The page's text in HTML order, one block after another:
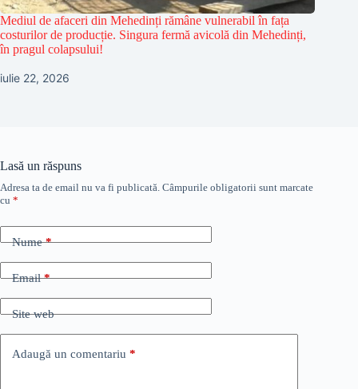
Mediul de afaceri din Mehedinți rămâne vulnerabil în fața
costurilor de producție. Singura fermă avicolă din Mehedinți,
în pragul colapsului!
iulie 22, 2026
Lasă un răspuns
Adresa ta de email nu va fi publicată. Câmpurile obligatorii sunt marcate
cu *
Nume*
Email*
Site web
Adaugă un comentariu *